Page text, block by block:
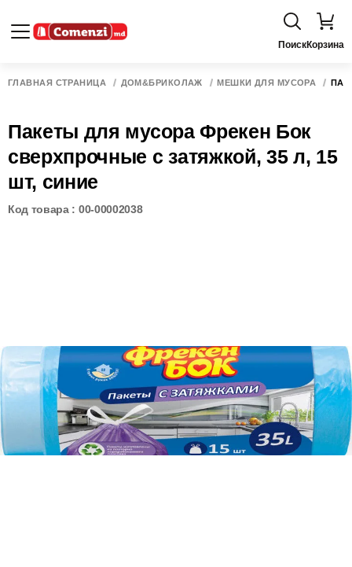
ПоискКорзина
ГЛАВНАЯ СТРАНИЦА ДОМ&БРИКОЛАЖ МЕШКИ ДЛЯ МУСОРА
Пакеты для мусора Фрекен Бок
сверхпрочные с затяжкой, 35 л, 15
шт, синие
Код товара : 00-00002038